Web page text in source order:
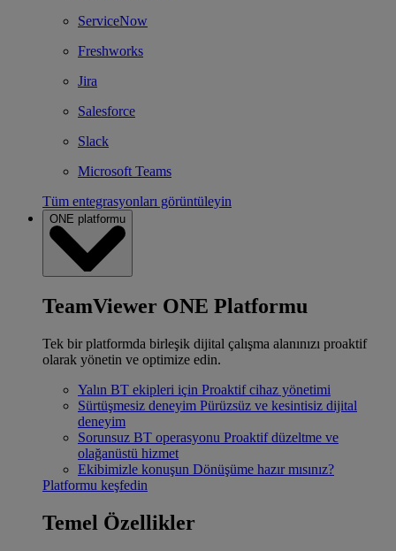
ServiceNow
Freshworks
Jira
Salesforce
Slack
Microsoft Teams
Tüm entegrasyonları görüntüleyin
ONE platformu
TeamViewer ONE Platformu
Tek bir platformda birleşik dijital çalışma alanınızı proaktif
olarak yönetin ve optimize edin.
Yalın BT ekipleri için Proaktif cihaz yönetimi
Sürtüşmesiz deneyim Pürüzsüz ve kesintisiz dijital
deneyim
Sorunsuz BT operasyonu Proaktif düzeltme ve
olağanüstü hizmet
Ekibimizle konuşun Dönüşüme hazır mısınız?
Platformu keşfedin
Temel Özellikler